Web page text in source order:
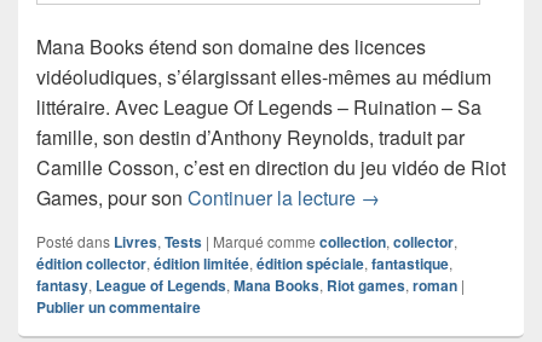
Mana Books étend son domaine des licences
vidéoludiques, s’élargissant elles-mêmes au médium
littéraire. Avec League Of Legends – Ruination – Sa
famille, son destin d’Anthony Reynolds, traduit par
Camille Cosson, c’est en direction du jeu vidéo de Riot
Games, pour son Continuer la lecture Chronique roman
→
Posté dans Livres, Tests | Marqué comme collection, collector,
édition collector, édition limitée, édition spéciale, fantastique,
fantasy, League of Legends, Mana Books, Riot games, roman |
Publier un commentaire